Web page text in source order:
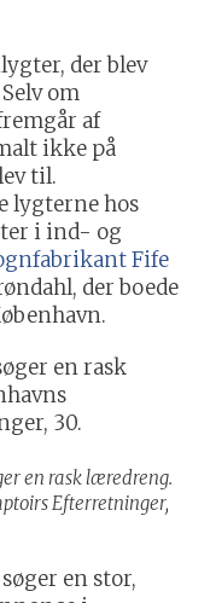
der blev
om
af
ikke på
til.
lygterne hos
i ind- og
Fife
der boede
en rask læredreng.
Efterretninger,